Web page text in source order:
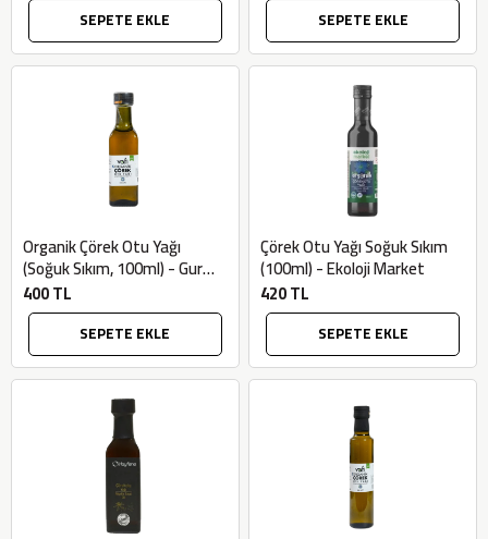
SEPETE EKLE SEPETE EKLE
Organik Çörek Otu Yağı
(Soğuk Sıkım, 100ml) - Gurme
Market
400 TL
SEPETE EKLE
Çörek Otu Yağı Soğuk Sıkım
(100ml) - Ekoloji Market
420 TL
SEPETE EKLE